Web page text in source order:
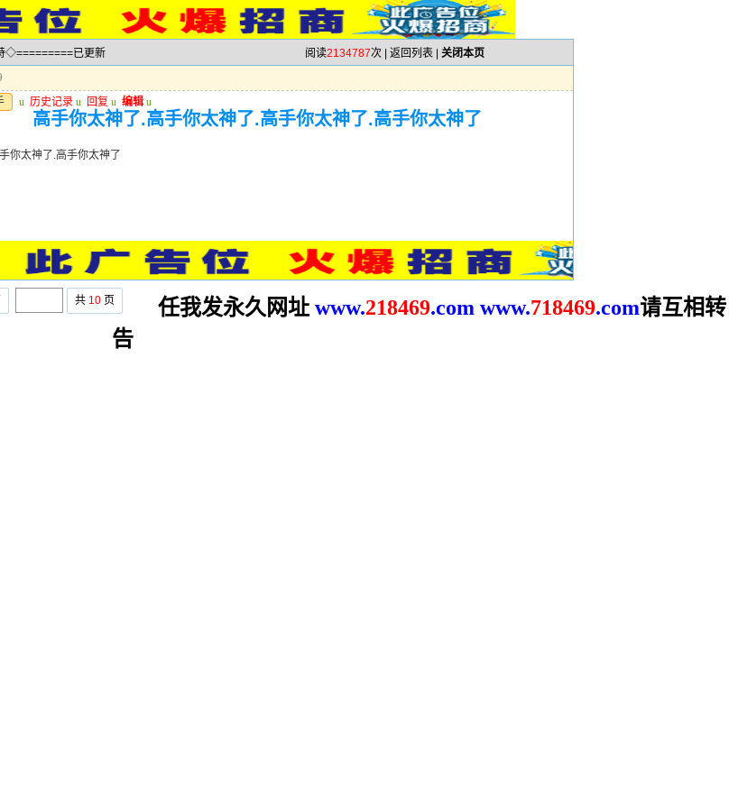
◇=========已更新 阅读2134787次 | 返回列表 关闭本页
u 历史记录 u 回复 u 编辑 u
高手你太神了.高手你太神了.高手你太神了.高手你太神了
你太神了.高手你太神了
共 10 页 任我发永久网址 www.218469.com www.718469.com请互相转
告